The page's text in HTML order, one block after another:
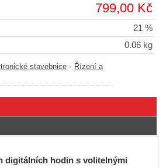
799,00 Kč
21 %
0.06 kg
stavebnice - Řízení a
digitálních hodin s volitelnými